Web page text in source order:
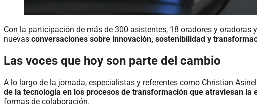
Con la participación de más de 300 asistentes, 18 oradores y
nuevas conversaciones sobre innovación, sostenibilidad y
Las voces que hoy son parte del cambio
A lo largo de la jornada, especialistas y referentes como Christian
de la tecnología en los procesos de transformación que atraviesan la
formas de colaboración.